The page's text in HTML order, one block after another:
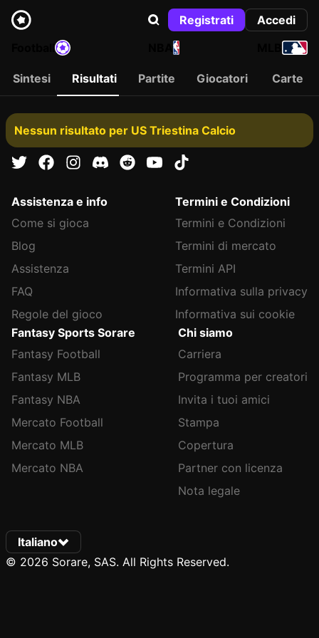
Registrati
Accedi
NBA
Sintesi Risultati Partite Giocatori Carte
Nessun risultato per US Triestina Calcio
Assistenza e info
Come si gioca
Blog
Assistenza
FAQ
Regole del gioco
Termini e Condizioni
Termini e Condizioni
Termini di mercato
Termini API
Informativa sulla privacy
Informativa sui cookie
Fantasy Sports Sorare
Fantasy Football
Fantasy MLB
Fantasy NBA
Mercato Football
Mercato MLB
Mercato NBA
Chi siamo
Carriera
Programma per creatori
Invita i tuoi amici
Stampa
Copertura
Partner con licenza
Nota legale
Italiano
© 2026 Sorare, SAS. All Rights Reserved.